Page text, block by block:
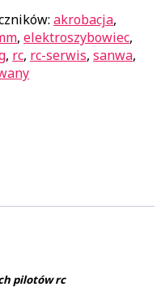
akrobacja,
, elektroszybowiec,
, rc, rc-serwis, sanwa,
pilotów rc